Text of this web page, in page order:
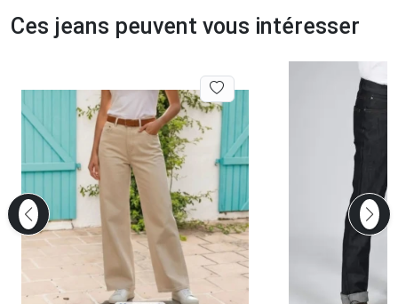
Ces jeans peuvent vous intéresser